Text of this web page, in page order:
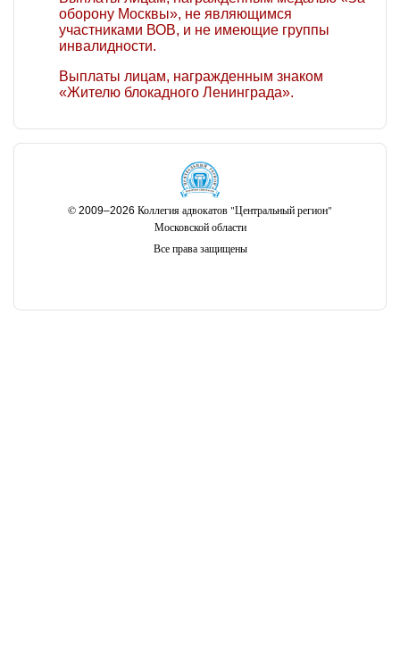
оборону Москвы», не являющимся
участниками ВОВ, и не имеющие группы
инвалидности.
Выплаты лицам, награжденным знаком
«Жителю блокадного Ленинграда».
© 2009–2026 Коллегия адвокатов "Центральный регион"
Московской области
Все права защищены